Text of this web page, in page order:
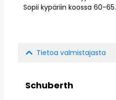
Sopii kypäriin koossa 60-65.
Tietoa valmistajasta
Schuberth